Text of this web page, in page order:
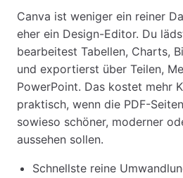
Canva ist weniger ein reiner
eher ein Design-Editor. Du
bearbeitest Tabellen, Charts,
und exportierst über Teilen,
PowerPoint. Das kostet mehr
praktisch, wenn die PDF-
sowieso schöner, moderner
aussehen sollen.
Schnellste reine